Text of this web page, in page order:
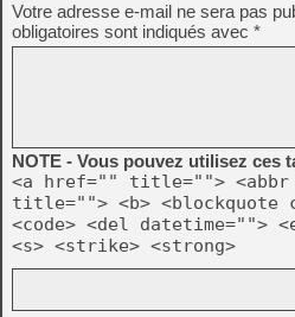
Votre adresse e-mail ne sera pas
obligatoires sont indiqués avec *
NOTE - Vous pouvez utilisez ces
<a href="" title=""> <abbr
title=""> <b> <blockquote
<code> <del datetime="">
<s> <strike> <strong>